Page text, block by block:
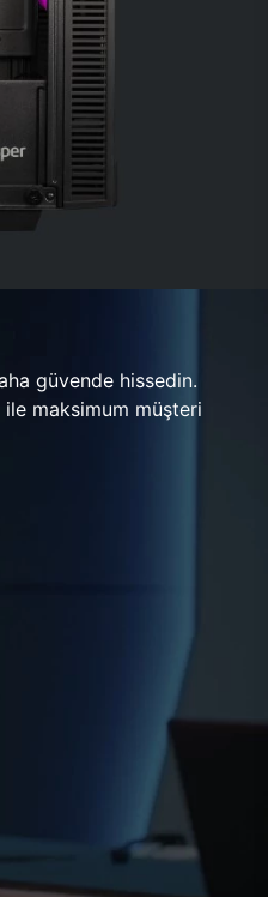
güvende hissedin.
ile maksimum müşteri